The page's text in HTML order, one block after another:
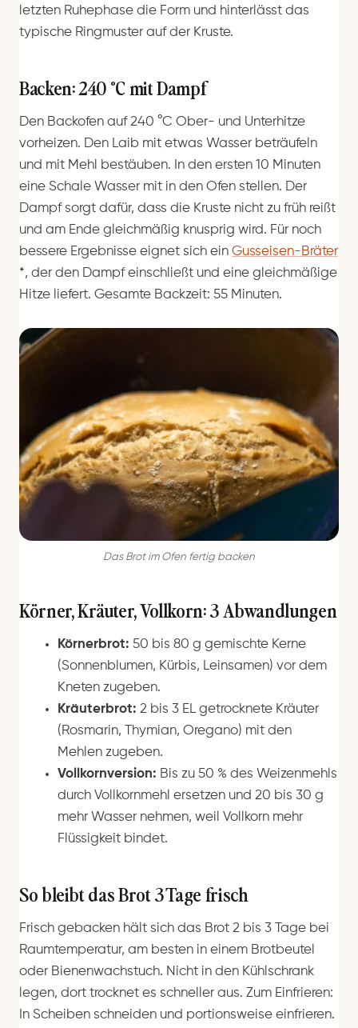
letzten Ruhephase die Form und hinterlässt das
typische Ringmuster auf der Kruste.
Backen: 240 °C mit Dampf
Den Backofen auf 240 °C Ober- und Unterhitze
vorheizen. Den Laib mit etwas Wasser beträufeln
und mit Mehl bestäuben. In den ersten 10 Minuten
eine Schale Wasser mit in den Ofen stellen. Der
Dampf sorgt dafür, dass die Kruste nicht zu früh reißt
und am Ende gleichmäßig knusprig wird. Für noch
bessere Ergebnisse eignet sich ein Gusseisen-Bräter
*, der den Dampf einschließt und eine gleichmäßige
Hitze liefert. Gesamte Backzeit: 55 Minuten.
Das Brot im Ofen fertig backen
Körner, Kräuter, Vollkorn: 3 Abwandlungen
Körnerbrot: 50 bis 80 g gemischte Kerne
(Sonnenblumen, Kürbis, Leinsamen) vor dem
Kneten zugeben.
Kräuterbrot: 2 bis 3 EL getrocknete Kräuter
(Rosmarin, Thymian, Oregano) mit den
Mehlen zugeben.
Vollkornversion: Bis zu 50 % des Weizenmehls
durch Vollkornmehl ersetzen und 20 bis 30 g
mehr Wasser nehmen, weil Vollkorn mehr
Flüssigkeit bindet.
So bleibt das Brot 3 Tage frisch
Frisch gebacken hält sich das Brot 2 bis 3 Tage bei
Raumtemperatur, am besten in einem Brotbeutel
oder Bienenwachstuch. Nicht in den Kühlschrank
legen, dort trocknet es schneller aus. Zum Einfrieren:
In Scheiben schneiden und portionsweise einfrieren.